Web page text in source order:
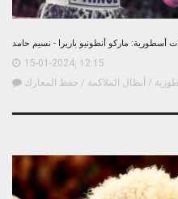
أسطورية: ماركو أنطونيو باريرا - نسيم حامد
15-01-2024, 12:15
/ أبطال الملاكمة / حفظ المعارك